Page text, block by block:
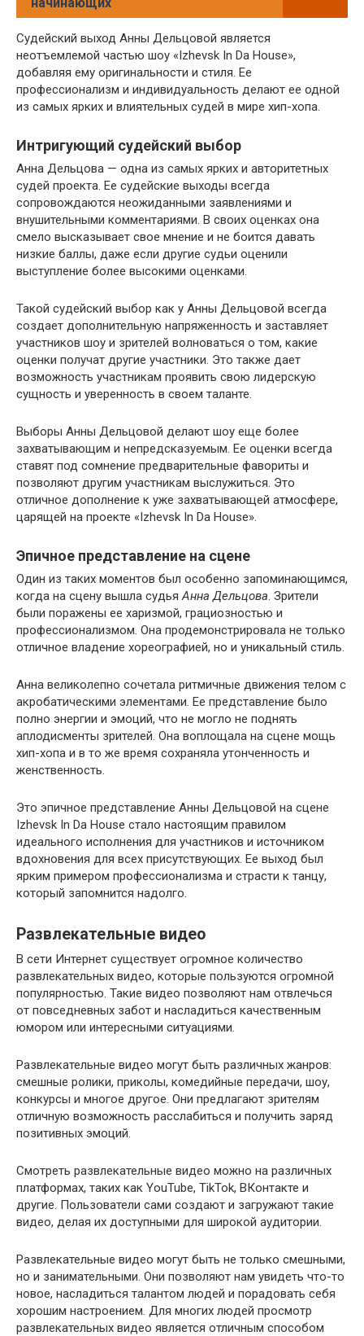
Судейский выход Анны Дельцовой является
неотъемлемой частью шоу «Izhevsk In Da House»,
добавляя ему оригинальности и стиля. Ее
профессионализм и индивидуальность делают ее одной
из самых ярких и влиятельных судей в мире хип-хопа.
Интригующий судейский выбор
Анна Дельцова — одна из самых ярких и авторитетных
судей проекта. Ее судейские выходы всегда
сопровождаются неожиданными заявлениями и
внушительными комментариями. В своих оценках она
смело высказывает свое мнение и не боится давать
низкие баллы, даже если другие судьи оценили
выступление более высокими оценками.
Такой судейский выбор как у Анны Дельцовой всегда
создает дополнительную напряженность и заставляет
участников шоу и зрителей волноваться о том, какие
оценки получат другие участники. Это также дает
возможность участникам проявить свою лидерскую
сущность и уверенность в своем таланте.
Выборы Анны Дельцовой делают шоу еще более
захватывающим и непредсказуемым. Ее оценки всегда
ставят под сомнение предварительные фавориты и
позволяют другим участникам выслужиться. Это
отличное дополнение к уже захватывающей атмосфере,
царящей на проекте «Izhevsk In Da House».
Эпичное представление на сцене
Один из таких моментов был особенно запоминающимся,
когда на сцену вышла судьяАнна Дельцова. Зрители
были поражены ее харизмой, грациозностью и
профессионализмом. Она продемонстрировала не только
отличное владение хореографией, но и уникальный стиль.
Анна великолепно сочетала ритмичные движения телом с
акробатическими элементами. Ее представление было
полно энергии и эмоций, что не могло не поднять
аплодисменты зрителей. Она воплощала на сцене мощь
хип-хопа и в то же время сохраняла утонченность и
женственность.
Это эпичное представление Анны Дельцовой на сцене
Izhevsk In Da House стало настоящим правилом
идеального исполнения для участников и источником
вдохновения для всех присутствующих. Ее выход был
ярким примером профессионализма и страсти к танцу,
который запомнится надолго.
Развлекательные видео
В сети Интернет существует огромное количество
развлекательных видео, которые пользуются огромной
популярностью. Такие видео позволяют нам отвлечься
от повседневных забот и насладиться качественным
юмором или интересными ситуациями.
Развлекательные видео могут быть различных жанров:
смешные ролики, приколы, комедийные передачи, шоу,
конкурсы и многое другое. Они предлагают зрителям
отличную возможность расслабиться и получить заряд
позитивных эмоций.
Смотреть развлекательные видео можно на различных
платформах, таких как YouTube, TikTok, ВКонтакте и
другие. Пользователи сами создают и загружают такие
видео, делая их доступными для широкой аудитории.
Развлекательные видео могут быть не только смешными,
но и занимательными. Они позволяют нам увидеть что-то
новое, насладиться талантом людей и порадовать себя
хорошим настроением. Для многих людей просмотр
развлекательных видео является отличным способом